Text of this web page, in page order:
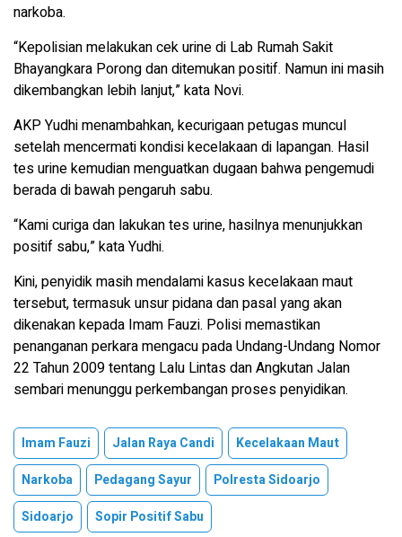
narkoba.
“Kepolisian melakukan cek urine di Lab Rumah Sakit
Bhayangkara Porong dan ditemukan positif. Namun ini masih
dikembangkan lebih lanjut,” kata Novi.
AKP Yudhi menambahkan, kecurigaan petugas muncul
setelah mencermati kondisi kecelakaan di lapangan. Hasil
tes urine kemudian menguatkan dugaan bahwa pengemudi
berada di bawah pengaruh sabu.
“Kami curiga dan lakukan tes urine, hasilnya menunjukkan
positif sabu,” kata Yudhi.
Kini, penyidik masih mendalami kasus kecelakaan maut
tersebut, termasuk unsur pidana dan pasal yang akan
dikenakan kepada Imam Fauzi. Polisi memastikan
penanganan perkara mengacu pada Undang-Undang Nomor
22 Tahun 2009 tentang Lalu Lintas dan Angkutan Jalan
sembari menunggu perkembangan proses penyidikan.
Imam Fauzi Jalan Raya Candi
Kecelakaan Maut
Narkoba
Pedagang Sayur
Polresta Sidoarjo
Sidoarjo
Sopir Positif Sabu